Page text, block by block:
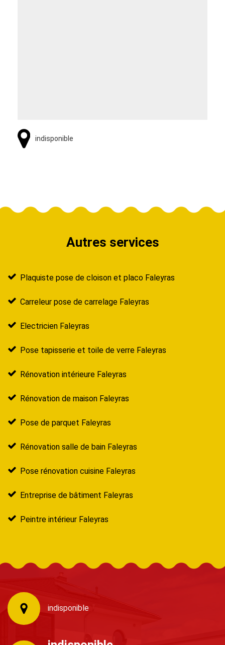
indisponible
Autres services
Plaquiste pose de cloison et placo Faleyras
Carreleur pose de carrelage Faleyras
Electricien Faleyras
Pose tapisserie et toile de verre Faleyras
Rénovation intérieure Faleyras
Rénovation de maison Faleyras
Pose de parquet Faleyras
Rénovation salle de bain Faleyras
Pose rénovation cuisine Faleyras
Entreprise de bâtiment Faleyras
Peintre intérieur Faleyras
indisponible